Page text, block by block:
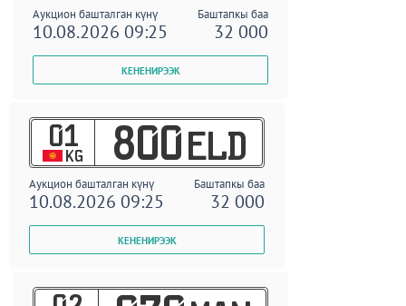
Аукцион башталган күнү Баштапкы баа
10.08.2026 09:25 32 000
01
KG 800 ELD
Аукцион башталган күнү Баштапкы баа
10.08.2026 09:25 32 000